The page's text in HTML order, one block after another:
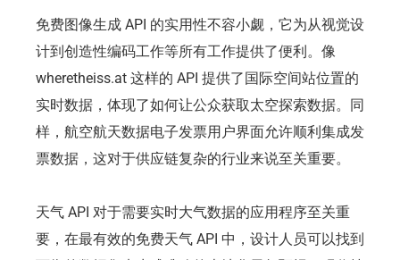
免费图像生成 API 的实用性不容小觑，它为从视觉设
计到创造性编码工作等所有工作提供了便利。像
wheretheiss.at 这样的 API 提供了国际空间站位置的
实时数据，体现了如何让公众获取太空探索数据。同
样，航空航天数据电子发票用户界面允许顺利集成发
票数据，这对于供应链复杂的行业来说至关重要。
天气 API 对于需要实时大气数据的应用程序至关重
要，在最有效的免费天气 API 中，设计人员可以找到